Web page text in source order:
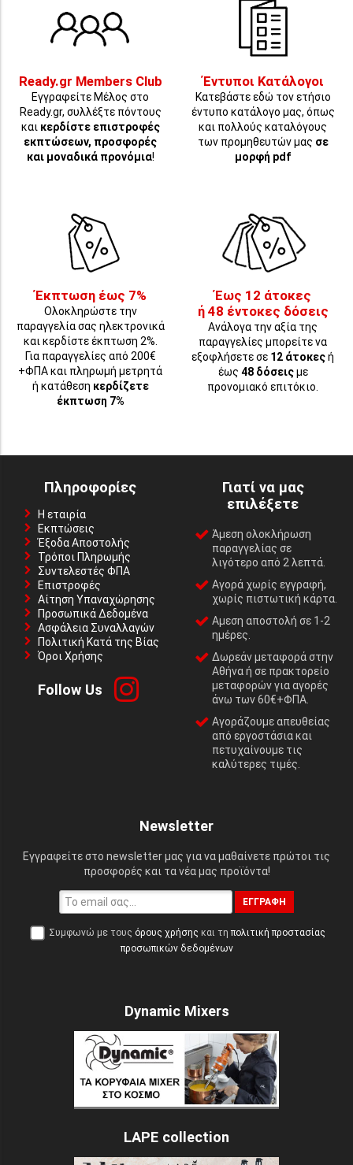
Ready.gr Members Club
Εγγραφείτε Μέλος στο
Ready.gr, συλλέξτε πόντους
και κερδίστε επιστροφές
εκπτώσεων, προσφορές
και μοναδικά προνόμια!
Έντυποι Κατάλογοι
Κατεβάστε εδώ τον ετήσιο
έντυπο κατάλογο μας, όπως
και πολλούς καταλόγους
των προμηθευτών μας σε
μορφή pdf
Έκπτωση έως 7%
Ολοκληρώστε την
παραγγελία σας ηλεκτρονικά
και κερδίστε έκπτωση 2%.
Για παραγγελίες από 200€
+ΦΠΑ και πληρωμή μετρητά
ή κατάθεση κερδίζετε
έκπτωση 7%
Έως 12 άτοκες
ή 48 έντοκες δόσεις
Ανάλογα την αξία της
παραγγελίες μπορείτε να
εξοφλήσετε σε 12 άτοκεςή
έως 48 δόσειςμε
προνομιακό επιτόκιο.
Πληροφορίες
Η εταιρία
Εκπτώσεις
Έξοδα Αποστολής
Τρόποι Πληρωμής
Συντελεστές ΦΠΑ
Επιστροφές
Αίτηση Υπαναχώρησης
Προσωπικά Δεδομένα
Ασφάλεια Συναλλαγών
Πολιτική Κατά της Βίας
Όροι Χρήσης
Follow Us
Γιατί να μας
επιλέξετε
Άμεση ολοκλήρωση
παραγγελίας σε
λιγότερο από 2 λεπτά.
Αγορά χωρίς εγγραφή,
χωρίς πιστωτική κάρτα.
Αμεση αποστολή σε 1-2
ημέρες.
Δωρεάν μεταφορά στην
Αθήνα ή σε πρακτορείο
μεταφορών για αγορές
άνω των 60€+ΦΠΑ.
Αγοράζουμε απευθείας
από εργοστάσια και
πετυχαίνουμε τις
καλύτερες τιμές.
Newsletter
Εγγραφείτε στο newsletter μας για να μαθαίνετε πρώτοι τις
προσφορές και τα νέα μας προϊόντα!
ΕΓΓΡΑΦΉ
Συμφωνώ με τους όρους χρήσης και τη πολιτική προστασίας
προσωπικών δεδομένων
Dynamic Mixers
LAPE collection